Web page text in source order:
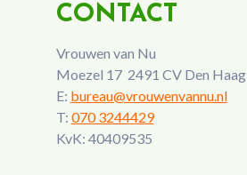
CONTACT
Vrouwen van Nu
Moezel 17 2491 CV Den Haag
E: bureau@vrouwenvannu.nl
T: 070 3244429
KvK: 40409535